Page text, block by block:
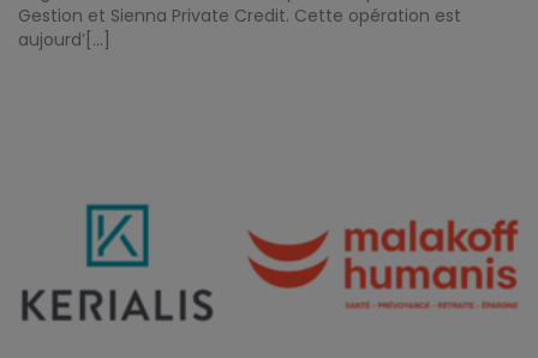
Gestion et Sienna Private Credit. Cette opération est
aujourd’[...]